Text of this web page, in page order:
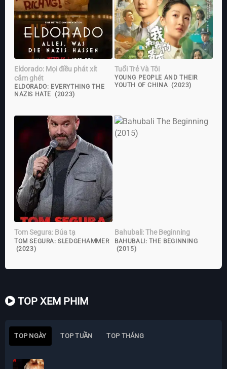
Eldorado: Mọi điều phát xít
căm ghét
ELDORADO: EVERYTHING THE
NAZIS HATE (2023)
Tuổi Trẻ Và Tôi
YOUNG PEOPLE AND THEIR
YOUTH OF CHINA (2023)
Tom Segura: Búa tạ
TOM SEGURA: SLEDGEHAMMER
(2023)
Bahubali: The Beginning
BAHUBALI: THE BEGINNING
(2015)
TOP XEM PHIM
TOP NGÀY TOP TUẦN TOP THÁNG